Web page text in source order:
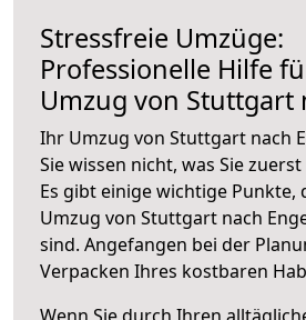
Stressfreie Umzüge:
Professionelle Hilfe
Umzug von Stuttgart
Ihr Umzug von Stuttgart nach
Sie wissen nicht, was Sie
Es gibt einige wichtige Punkte,
Umzug von Stuttgart nach
sind. Angefangen bei der
Verpacken Ihres kostbaren